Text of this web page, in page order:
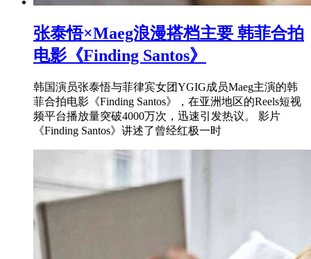
张泰悟×Maeg浪漫搭档主要 韩菲合拍
电影《Finding Santos》
韩国演员张泰悟与菲律宾女团YGIG成员Maeg主演的韩
菲合拍电影《Finding Santos》，在亚洲地区的Reels短视
频平台播放量突破4000万次，迅速引发热议。 影片
《Finding Santos》讲述了曾经红极一时